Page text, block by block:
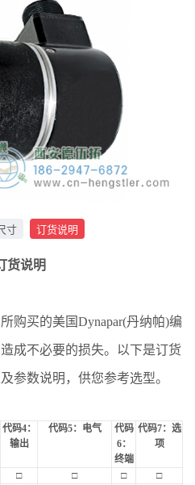
寸 订货说明
货说明
购买的美国Dynapar(丹纳帕)编
成不必要的损失。以下是订货
参数说明，供您参考选型。
代码4：
输出
代码5：电气
代码
6：
终端
代码7：选
项
□ □ □
□